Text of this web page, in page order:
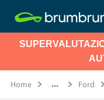
Home Ford